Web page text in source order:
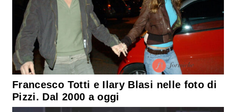
Francesco Totti e Ilary Blasi nelle foto di
Pizzi. Dal 2000 a oggi